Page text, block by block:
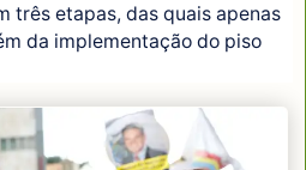
três etapas, das quais apenas
da implementação do piso